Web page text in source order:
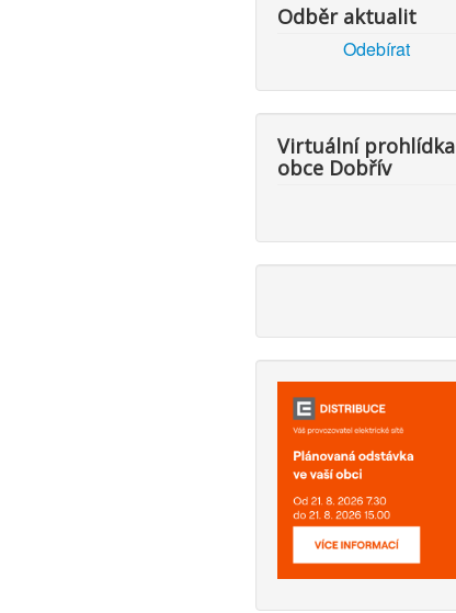
Odběr aktualit
Odebírat
Virtuální prohlídka
obce Dobřív